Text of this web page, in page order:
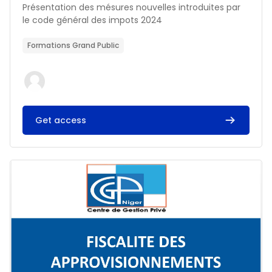
Résumé du cours :
Présentation des mésures nouvelles introduites par
le code général des impots 2024
Formations Grand Public
Get access
Image du cours FISCALITE DES APPROVISIONNEMENTS